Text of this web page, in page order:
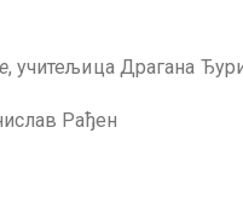
, учитељица Драгана
Рађен